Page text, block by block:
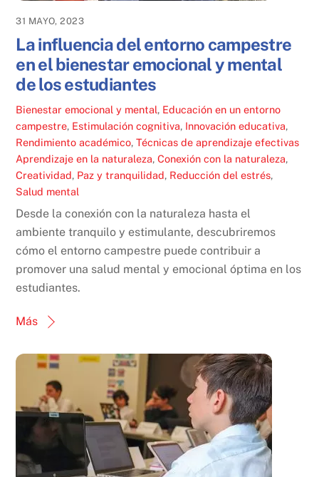
31 MAYO, 2023
La influencia del entorno campestre
en el bienestar emocional y mental
de los estudiantes
Bienestar emocional y mental, Educación en un entorno
campestre, Estimulación cognitiva, Innovación educativa,
Rendimiento académico,Técnicas de aprendizaje efectivas
Aprendizaje en la naturaleza,Conexión con la naturaleza,
Creatividad, Paz y tranquilidad, Reducción del estrés,
Salud mental
Desde la conexión con la naturaleza hasta el
ambiente tranquilo y estimulante, descubriremos
cómo el entorno campestre puede contribuir a
promover una salud mental y emocional óptima en los
estudiantes.
Más